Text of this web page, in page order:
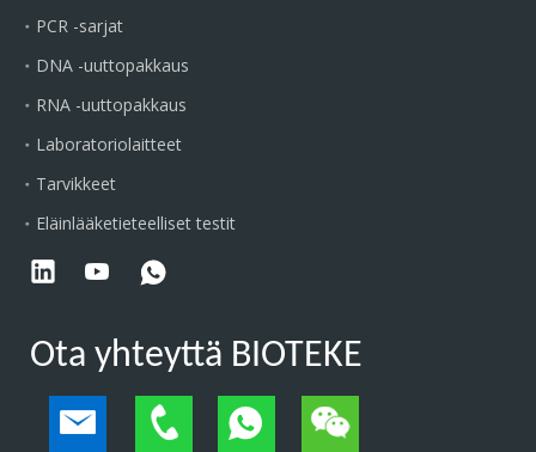
PCR -sarjat
DNA -uuttopakkaus
RNA -uuttopakkaus
Laboratoriolaitteet
Tarvikkeet
Eläinlääketieteelliset testit
Ota yhteyttä BIOTEKE